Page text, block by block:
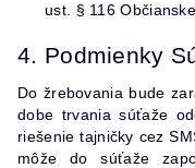
ust. § 116
4. Podmienky
Do žrebovania bude
dobe trvania súťaže
riešenie tajničky cez
môže do súťaže